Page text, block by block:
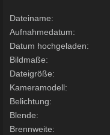
Dateiname
Aufnahmedatum
Datum hochgeladen
Bildmaße
Dateigröße
Kameramodell
Belichtung
Blende
Brennweite